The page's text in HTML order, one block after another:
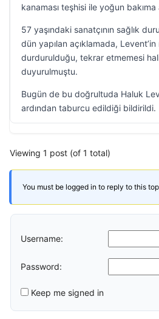
kanaması teşhisi ile yoğun bakıma
57 yaşındaki sanatçının sağlık
dün yapılan açıklamada, Levent’in
durdurulduğu, tekrar etmemesi
duyurulmuştu.
Bugün de bu doğrultuda Haluk
ardından taburcu edildiği bildirildi.
Viewing 1 post (of 1 total)
You must be logged in to reply to this
Username:
Password:
Keep me signed in